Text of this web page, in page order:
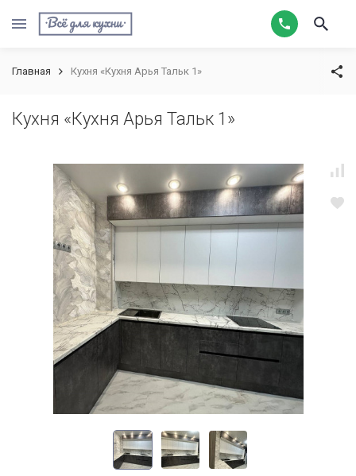
Главная Кухня «Кухня Арья Тальк 1»
Кухня «Кухня Арья Тальк 1»